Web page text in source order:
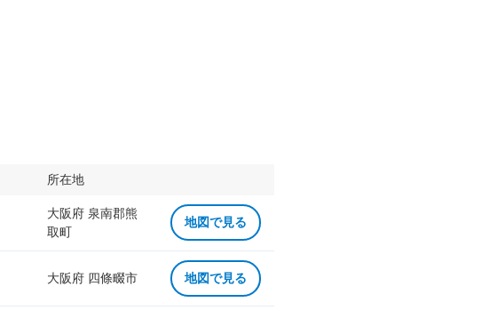
所在地
大阪府 泉南郡熊
取町
地図で見る
大阪府 四條畷市 地図で見る